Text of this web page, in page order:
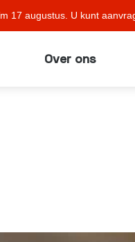
17 augustus. U kunt
Over ons